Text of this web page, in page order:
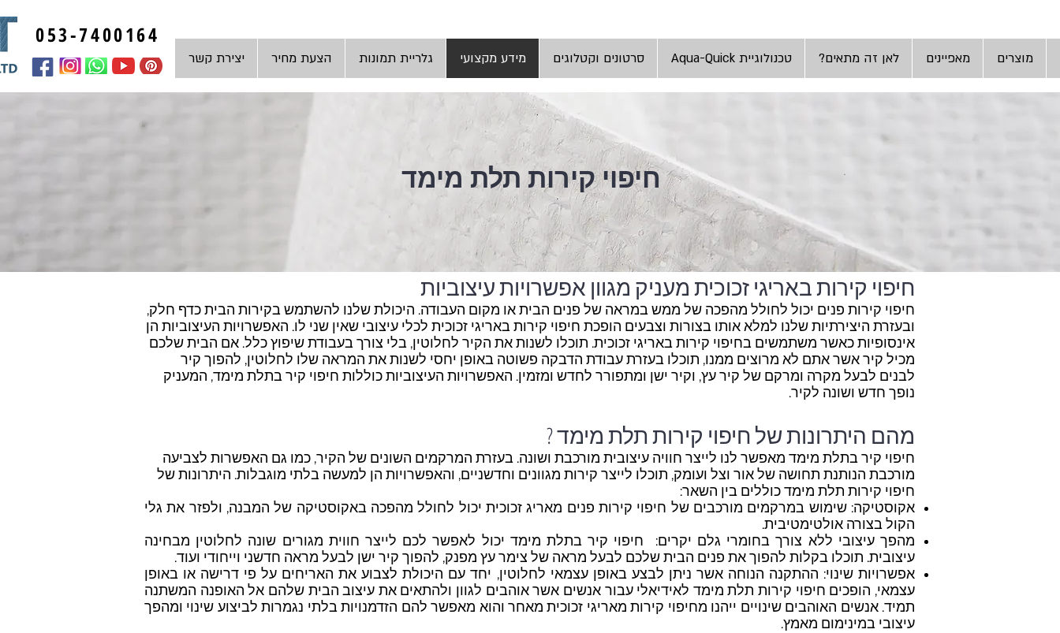
053-7400164
מוצרים מאפיינים לאן זה מתאים? טכנולוגיית Aqua-Quick סרטונים וקטלוגים מידע מקצועי גלריית תמונות הצעת מחיר יצירת קשר
חיפוי קירות תלת מימד
חיפוי קירות באריגי זכוכית מעניק מגוון אפשרויות עיצוביות
חיפוי קירות פנים יכול לחולל מהפכה של ממש במראה של פנים הבית או מקום העבודה. היכולת שלנו להשתמש בקירות הבית כדף חלק,
ובעזרת היצירתיות שלנו למלא אותו בצורות וצבעים הופכת חיפוי קירות באריגי זכוכית לכלי עיצובי שאין שני לו. האפשרויות העיצוביות הן
אינסופיות כאשר משתמשים בחיפוי קירות באריגי זכוכית. תוכלו לשנות את הקיר לחלוטין, בלי צורך בעבודת שיפוץ כלל. אם הבית שלכם
מכיל קיר אשר אתם לא מרוצים ממנו, תוכלו בעזרת עבודת הדבקה פשוטה באופן יחסי לשנות את המראה שלו לחלוטין, להפוך קיר
לבנים לבעל מקרה ומרקם של קיר עץ, וקיר ישן ומתפורר לחדש ומזמין. האפשרויות העיצוביות כוללות חיפוי קיר בתלת מימד, המעניק
נופך חדש ושונה לקיר.
מהם היתרונות של חיפוי קירות תלת מימד ?
חיפוי קיר בתלת מימד מאפשר לנו לייצר חוויה עיצובית מורכבת ושונה. בעזרת המרקמים השונים של הקיר, כמו גם האפשרות לצביעה
מורכבת הנותנת תחושה של אור וצל ועומק, תוכלו לייצר קירות מגוונים וחדשניים, והאפשרויות הן למעשה בלתי מוגבלות. היתרונות של
חיפוי קירות תלת מימד כוללים בין השאר:
אקוסטיקה: שימוש במרקמים מורכבים של חיפוי קירות פנים מאריג זכוכית יכול לחולל מהפכה באקוסטיקה של המבנה, ולפזר את גלי
הקול בצורה אולטימטיבית.
מהפך עיצובי ללא צורך בחומרי גלם יקרים: חיפוי קיר בתלת מימד יכול לאפשר לכם לייצר חווית מגורים שונה לחלוטין מבחינה
עיצובית. תוכלו בקלות להפוך את פנים הבית שלכם לבעל מראה של צימר עץ מפנק, להפוך קיר ישן לבעל מראה חדשני וייחודי ועוד.
אפשרויות שינוי: ההתקנה הנוחה אשר ניתן לבצע באופן עצמאי לחלוטין, יחד עם היכולת לצבוע את האריחים על פי דרישה או באופן
עצמאי, הופכים חיפוי קירות תלת מימד לאידיאלי עבור אנשים אשר אוהבים לגוון ולהתאים את עיצוב הבית שלהם אל האופנה המשתנה
תמיד. אנשים האוהבים שינויים ייהנו מחיפוי קירות מאריגי זכוכית מאחר והוא מאפשר להם הזדמנויות בלתי נגמרות לביצוע שינוי ומהפך
עיצובי במינימום מאמץ.